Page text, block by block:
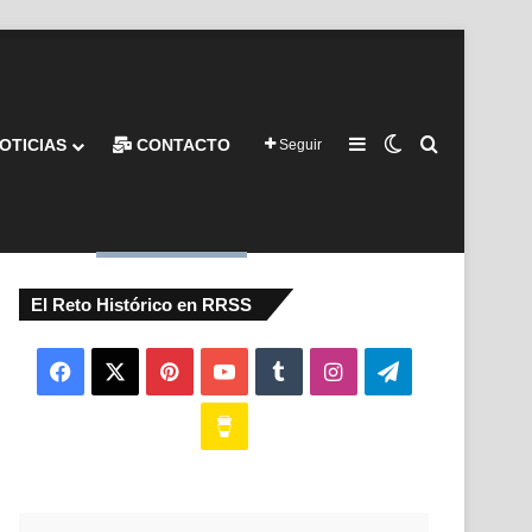
CONTACTO Seguir Barra lateral
Switch skin
El Reto Histórico en RRSS
Facebook PinterestYouTubeTumblrInstagramTelegram